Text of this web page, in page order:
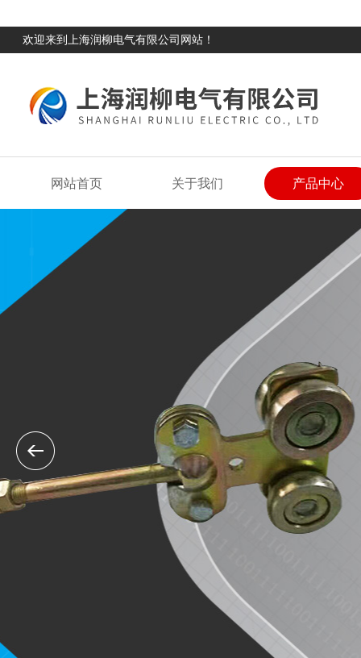
欢迎来到上海润柳电气有限公司网站！
网站首页 关于我们 产品中心